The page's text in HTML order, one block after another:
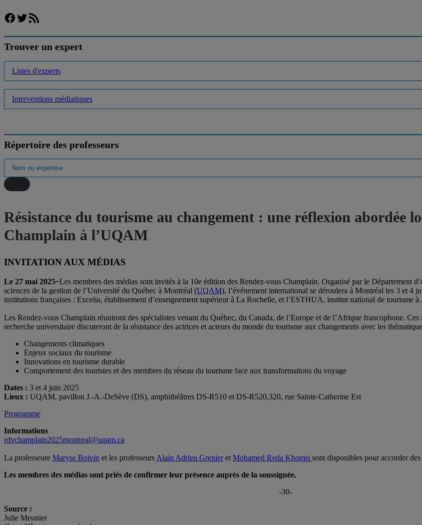
Facebook
Twitter
Flux RSS
Trouver un expert
Listes d'experts
Interventions médiatiques
Répertoire des professeurs
Résistance du tourisme au changement : une réflexion abordée
Champlain à l’UQAM
INVITATION AUX MÉDIAS
Le 27 mai 2025 ̶Les membres des médias sont invités à la 10e édition des Rendez-vous Champlain. Organisé par le Département
sciences de la gestion de l’Université du Québec à Montréal (UQAM), l’événement international se déroulera à Montréal les 3 et 4
institutions françaises : Excelia, établissement d’enseignement supérieur à La Rochelle, et l’ESTHUA, institut national de tourisme à
Les Rendez-vous Champlain réuniront des spécialistes venant du Québec, du Canada, de l’Europe et de l’Afrique francophone.
recherche universitaire discuteront de la résistance des actrices et acteurs du monde du tourisme aux changements avec les
Changements climatiques
Enjeux sociaux du tourisme
Innovations en tourisme durable
Comportement des touristes et des membres du réseau du tourisme face aux transformations du voyage
Dates : 3 et 4 juin 2025
Lieux : UQAM, pavillon J.-A.-DeSève (DS), amphithéâtres DS-R510 et DS-R520,320, rue Sainte-Catherine Est
Programme
Informations
rdvchamplain2025montreal@uqam.ca
La professeure Maryse Boivin et les professeurs Alain Adrien Grenieret Mohamed Reda Khomsi sont disponibles pour accorder des
Les membres des médias sont priés de confirmer leur présence auprès de la soussignée.
-30-
Source :
Julie Meunier